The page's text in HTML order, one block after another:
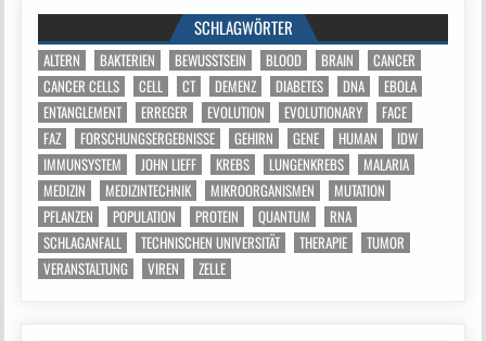
SCHLAGWÖRTER
ALTERN BAKTERIEN BEWUSSTSEIN BLOOD BRAIN
CANCER
CANCER CELLS
CELL CT DEMENZ DIABETES DNA
EBOLA
ENTANGLEMENT
ERREGER EVOLUTION EVOLUTIONARY
FACE
FAZ
FORSCHUNGSERGEBNISSE GEHIRN GENE HUMAN
IDW
IMMUNSYSTEM
JOHN LIEFF KREBS LUNGENKREBS
MALARIA
MEDIZIN
MEDIZINTECHNIK MIKROORGANISMEN
MUTATION
PFLANZEN
POPULATION PROTEIN QUANTUM
RNA
SCHLAGANFALL
TECHNISCHEN UNIVERSITÄT THERAPIE
TUMOR
VERANSTALTUNG
VIREN ZELLE